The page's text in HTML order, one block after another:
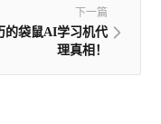
下一篇
的袋鼠AI学习机代
理真相！